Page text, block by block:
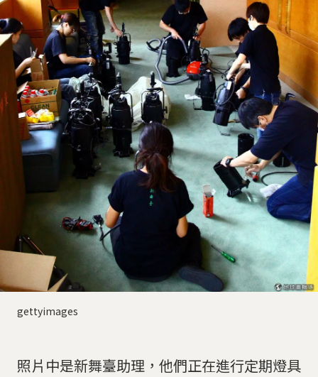
gettyimages
照片中是新舞臺助理，他們正在進行定期燈具